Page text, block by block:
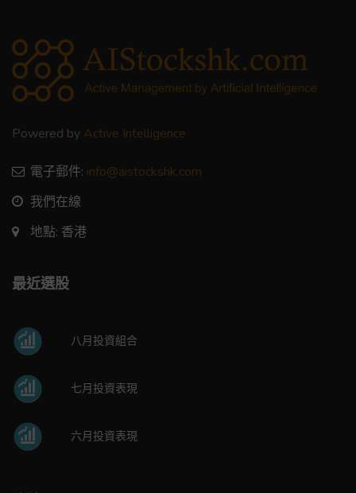
Powered by Active Intelligence
電子郵件: info@aistockshk.com
我們在線
地點: 香港
最近選股
八月投資組合
七月投資表現
六月投資表現